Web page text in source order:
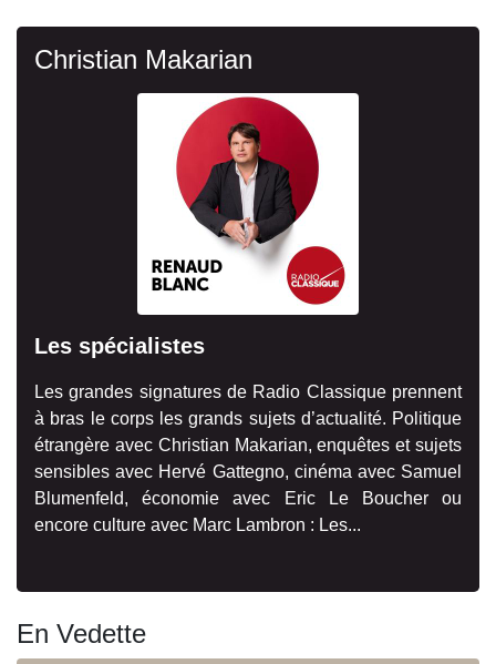
Christian Makarian
Les spécialistes
Les grandes signatures de Radio Classique prennent
à bras le corps les grands sujets d’actualité. Politique
étrangère avec Christian Makarian, enquêtes et sujets
sensibles avec Hervé Gattegno, cinéma avec Samuel
Blumenfeld, économie avec Eric Le Boucher ou
encore culture avec Marc Lambron : Les...
En Vedette